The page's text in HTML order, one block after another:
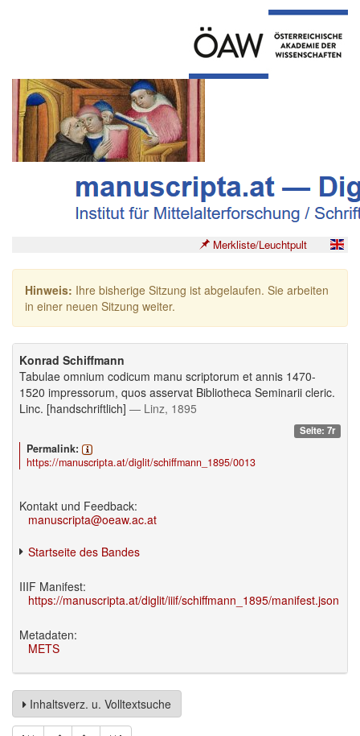
Merkliste/Leuchtpult
Hinweis: Ihre bisherige Sitzung ist abgelaufen. Sie arbeiten
in einer neuen Sitzung weiter.
Konrad Schiffmann
Tabulae omnium codicum manu scriptorum et annis 1470-
1520 impressorum, quos asservat Bibliotheca Seminarii cleric.
Linc. [handschriftlich] — Linz, 1895
Seite: 7r
Permalink:
https://manuscripta.at/diglit/schiffmann_1895/0013
Kontakt und Feedback:
manuscripta@oeaw.ac.at
Startseite des Bandes
IIIF Manifest:
https://manuscripta.at/diglit/iiif/schiffmann_1895/manifest.json
Metadaten:
METS
Inhaltsverz. u. Volltextsuche